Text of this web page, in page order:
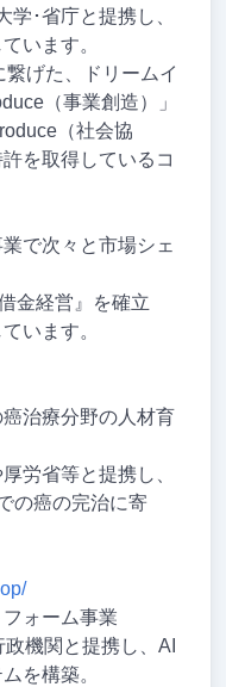
学･省庁と提携し、
います。
繋げた、ドリームイ
（事業創造）」
（社会協
を取得しているコ
で次々と市場シェ
金経営』を確立
います。
治療分野の人材育
労省等と提携し、
の癌の完治に寄
ォーム事業
機関と提携し、AI
を構築。